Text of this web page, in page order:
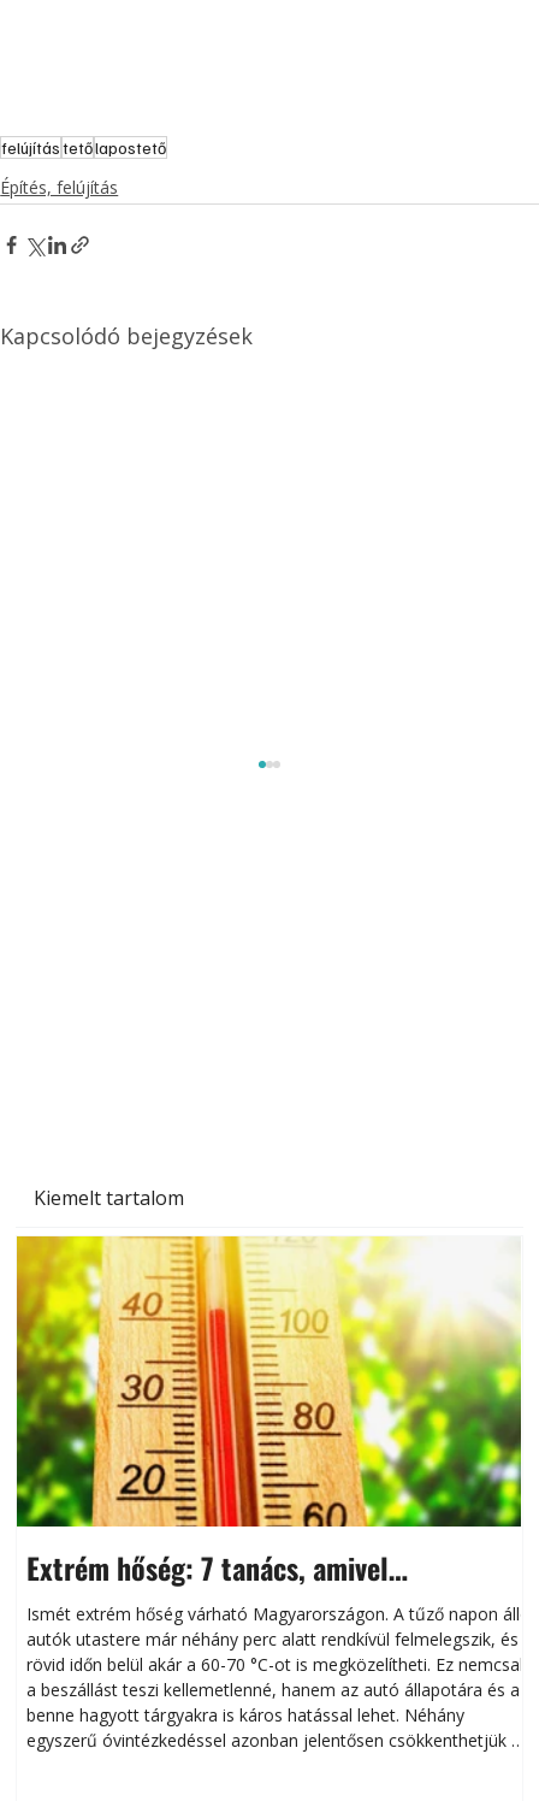
Kiemelt tartalom
Extrém hőség: 7 tanács, amivel
megóvhatjuk autónkat a nyári károktól
Ismét extrém hőség várható Magyarországon. A tűző napon álló
autók utastere már néhány perc alatt rendkívül felmelegszik, és
rövid időn belül akár a 60-70 °C-ot is megközelítheti. Ez nemcsak
a beszállást teszi kellemetlenné, hanem az autó állapotára és a
benne hagyott tárgyakra is káros hatással lehet. Néhány
egyszerű óvintézkedéssel azonban jelentősen csökkenthetjük a
felújítástetőlapostető
Építés, felújítás
Kapcsolódó bejegyzések